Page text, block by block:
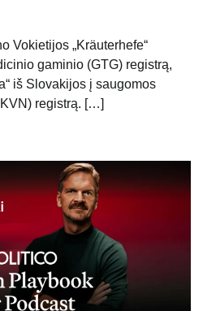
Vokietijos „Kräuterhefe“
gaminio (GTG) registrą,
iš Slovakijos į saugomos
registrą. […]